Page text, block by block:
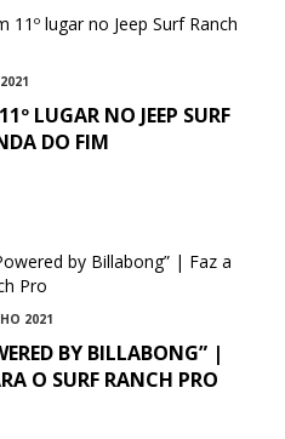
LUGAR NO JEEP SURF
DO FIM
2021
BY BILLABONG” |
O SURF RANCH PRO